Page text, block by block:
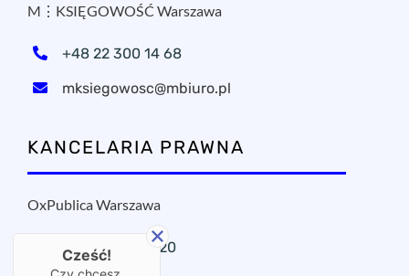
M⋮KSIĘGOWOŚĆ Warszawa
+48 22 300 14 68
mksiegowosc@mbiuro.pl
KANCELARIA PRAWNA
OxPublica Warszawa
+48 22 295 11 20
Cześć!